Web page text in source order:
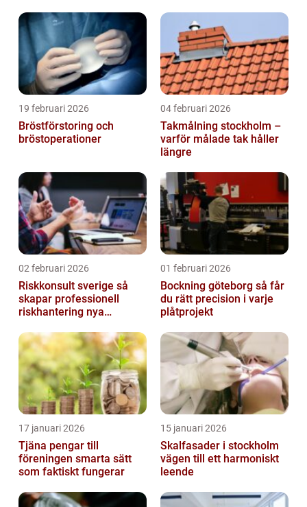
19 februari 2026
Bröstförstoring och
bröstoperationer
04 februari 2026
Takmålning stockholm –
varför målade tak håller
längre
02 februari 2026
Riskkonsult sverige så
skapar professionell
riskhantering nya
01 februari 2026
Bockning göteborg så får
du rätt precision i varje
plåtprojekt
17 januari 2026
Tjäna pengar till
föreningen smarta sätt
som faktiskt fungerar
15 januari 2026
Skalfasader i stockholm
vägen till ett harmoniskt
leende